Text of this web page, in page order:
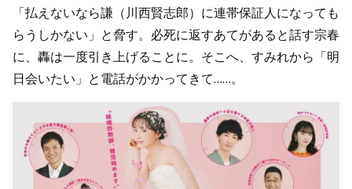
「払えないなら謙（川西賢志郎）に連帯保証人になっても
らうしかない」と脅す。必死に返すあてがあると話す宗春
に、轟は一度引き上げることに。そこへ、すみれから「明
日会いたい」と電話がかかってきて……。